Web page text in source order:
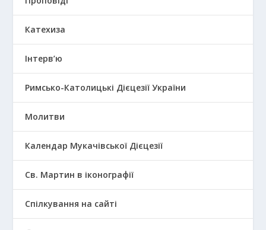
Катехиза
Інтерв’ю
Римсько-Католицькі Дієцезії України
Молитви
Календар Мукачівської Дієцезії
Св. Мартин в іконографії
Спілкування на сайті